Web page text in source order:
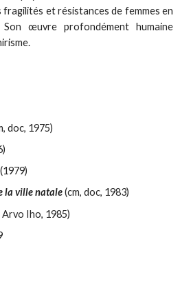
et résistances de femmes en
œuvre profondément humaine
doc, 1975)
(1979)
la ville natale(cm, doc, 1983)
Iho, 1985)